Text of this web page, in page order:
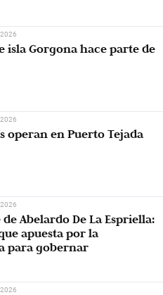
isla Gorgona hace parte de
operan en Puerto Tejada
Abelardo De La Espriella:
apuesta por la
para gobernar